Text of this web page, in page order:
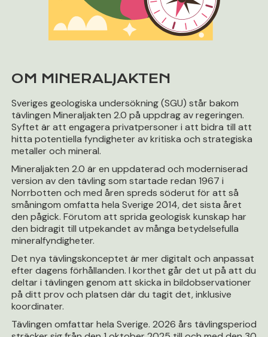
OM MINERALJAKTEN
Sveriges geologiska undersökning (SGU) står bakom
tävlingen Mineraljakten 2.0 på uppdrag av regeringen.
Syftet är att engagera privatpersoner i att bidra till att
hitta potentiella fyndigheter av kritiska och strategiska
metaller och mineral.
Mineraljakten 2.0 är en uppdaterad och moderniserad
version av den tävling som startade redan 1967 i
Norrbotten och med åren spreds söderut för att så
småningom omfatta hela Sverige 2014, det sista året
den pågick. Förutom att sprida geologisk kunskap har
den bidragit till utpekandet av många betydelsefulla
mineralfyndigheter.
Det nya tävlingskonceptet är mer digitalt och anpassat
efter dagens förhållanden. I korthet går det ut på att du
deltar i tävlingen genom att skicka in bildobservationer
på ditt prov och platsen där du tagit det, inklusive
koordinater.
Tävlingen omfattar hela Sverige. 2026 års tävlingsperiod